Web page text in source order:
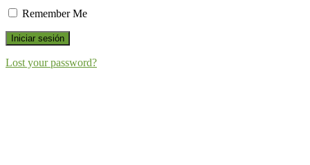
Remember Me
Iniciar sesión
Lost your password?